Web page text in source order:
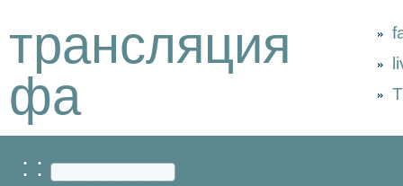
трансляция
фа
: :